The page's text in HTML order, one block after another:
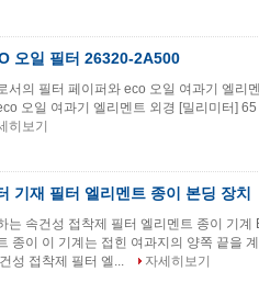
오일 필터 26320-2A500
서의 필터 페이퍼와 eco 오일 여과기 엘리
오일 여과기 엘리멘트 외경 [밀리미터]
히보기
기재 필터 엘리멘트 종이 본딩 장치
는 속건성 접착제 필터 엘리멘트 종이 기
종이 이 기계는 접힌 여과지의 양쪽 끝을
성 접착제 필터 엘...
자세히보기